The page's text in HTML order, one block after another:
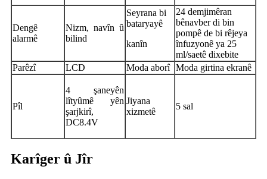
Dengê
alarmê
Nizm, navîn û
bilind
Seyrana bi
bataryayê
kanîn
24 demjimêran
bênavber di bin
pompê de bi rêjeya
înfuzyonê ya 25
ml/saetê dixebite
Parêzî
LCD Moda aborî Moda girtina ekranê
Pîl
4 şaneyên
lîtyûmê yên
şarjkirî,
DC8.4V
Jiyana
xizmetê
5 sal
Karîger û Jîr